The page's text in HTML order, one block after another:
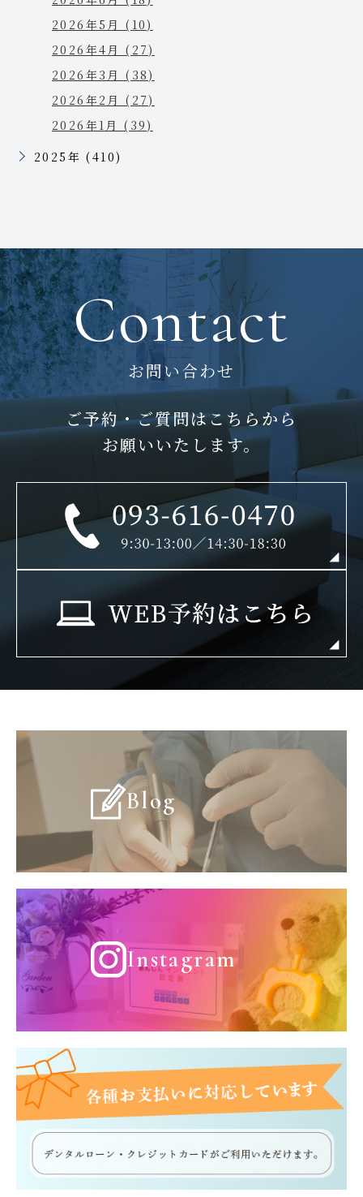
2026年5月 (10)
2026年4月 (27)
2026年3月 (38)
2026年2月 (27)
2026年1月 (39)
2025年 (410)
Contact
お問い合わせ
ご予約・ご質問はこちらから
お願いいたします。
Blog
Instagram